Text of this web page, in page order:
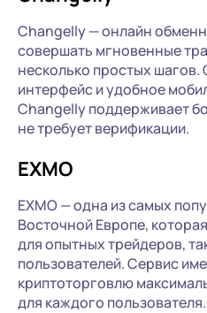
Changelly — онлайн
совершать мгновенные
несколько простых
интерфейс и удобное
Changelly поддерживает
не требует верификации.
EXMO
EXMO — одна из самых
Восточной Европе,
для опытных трейдеров,
пользователей. Сервис
криптоторговлю
для каждого пользователя.